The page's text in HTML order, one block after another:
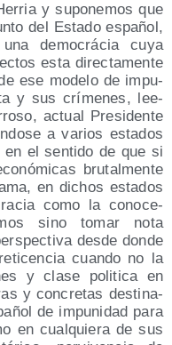
y supo­ne­mos que
del Esta­do espa­ñol,
demo­crá­cia cuya
esta direc­ta­men­te
ese mode­lo de impu­
y sus crí­me­nes, lee­
actual Pre­si­den­te
a varios esta­dos
el sen­ti­do de que si
bru­tal­men­te
en dichos esta­dos
como la cono­ce­
sino tomar nota
des­de don­de
cuan­do no la
y cla­se poli­ti­ca en
y con­cre­tas des­ti­na­
de impu­ni­dad para
en cual­quie­ra de sus